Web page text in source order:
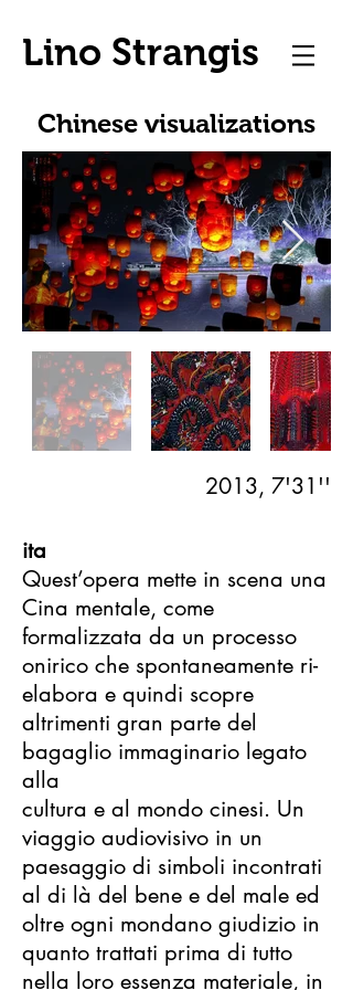
Lino Strangis
Chinese visualizations
2013, 7'31''
ita
Quest’opera mette in scena una
Cina mentale, come
formalizzata da un processo
onirico che spontaneamente ri-
elabora e quindi scopre
altrimenti gran parte del
bagaglio immaginario legato
alla
cultura e al mondo cinesi. Un
viaggio audiovisivo in un
paesaggio di simboli incontrati
al di là del bene e del male ed
oltre ogni mondano giudizio in
quanto trattati prima di tutto
nella loro essenza materiale, in